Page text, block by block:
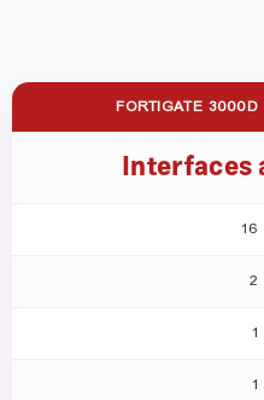
FORTIGATE 3000D
Interfaces
16
2
1
1